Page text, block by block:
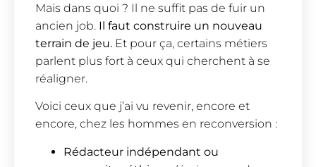
Mais dans quoi ? Il ne suffit pas de fuir un
ancien job. Il faut construire un nouveau
terrain de jeu. Et pour ça, certains métiers
parlent plus fort à ceux qui cherchent à se
réaligner.
Voici ceux que j’ai vu revenir, encore et
encore, chez les hommes en reconversion :
Rédacteur indépendant ou